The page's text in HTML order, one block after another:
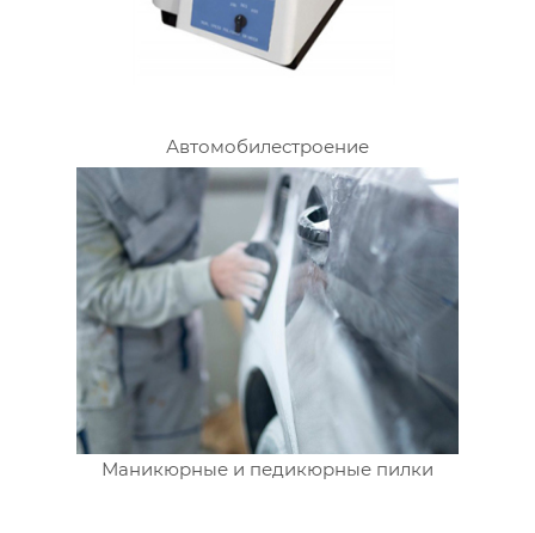
Автомобилестроение
Маникюрные и педикюрные пилки